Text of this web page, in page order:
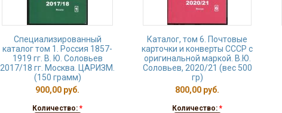
Специализированный
каталог том 1. Россия 1857-
1919 гг. В. Ю. Соловьев
2017/18 гг. Москва. ЦАРИЗМ.
(150 грамм)
900,00 руб.
Количество: *
Каталог, том 6. Почтовые
карточки и конверты СССР с
оригинальной маркой. В.Ю.
Соловьев, 2020/21 (вес 500
гр)
800,00 руб.
Количество: *